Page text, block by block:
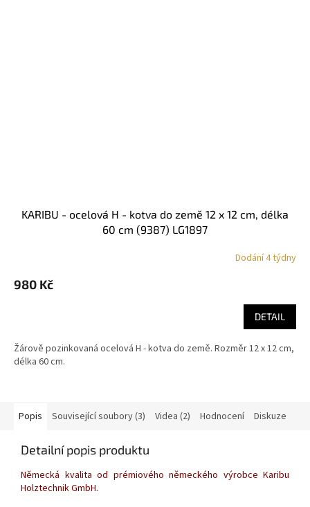
KARIBU - ocelová H - kotva do země 12 x 12 cm, délka
60 cm (9387) LG1897
Dodání 4 týdny
980 Kč
DETAIL
Žárově pozinkovaná ocelová H - kotva do země. Rozměr 12 x 12 cm,
délka 60 cm.
Popis Související soubory (3) Videa (2) Hodnocení Diskuze
Detailní popis produktu
Německá kvalita od prémiového německého výrobce Karibu
Holztechnik GmbH.